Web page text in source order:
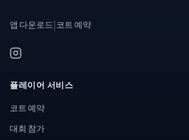
앱 다운로드 코트 예약
플레이어 서비스
코트 예약
대회 참가